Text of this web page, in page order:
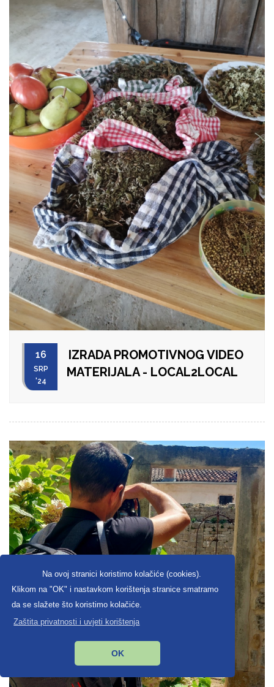
Na ovoj stranici koristimo kolačiće (cookies).
Klikom na "OK" i nastavkom korištenja stranice smatramo
da se slažete što koristimo kolačiće.
Zaštita privatnosti i uvjeti korištenja
OK
16
SRP
'24
IZRADA PROMOTIVNOG VIDEO
MATERIJALA - LOCAL2LOCAL